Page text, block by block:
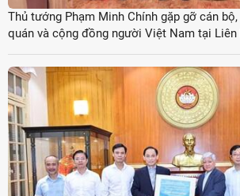
Thủ tướng Phạm Minh Chính gặp gỡ cán
quán và cộng đồng người Việt Nam tại Liên